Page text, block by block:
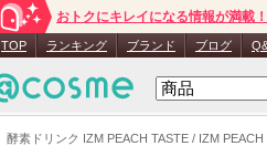
酵素ドリンク IZM PEACH TASTE / IZM
おトクにキレイになる情報が満載！
TOP ランキング ブランド ブログ